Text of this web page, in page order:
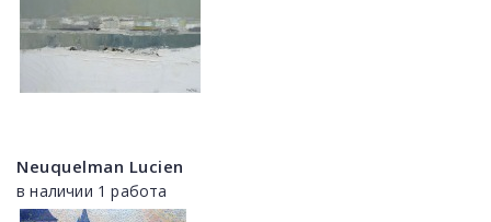
Neuquelman Lucien
в наличии 1 работа